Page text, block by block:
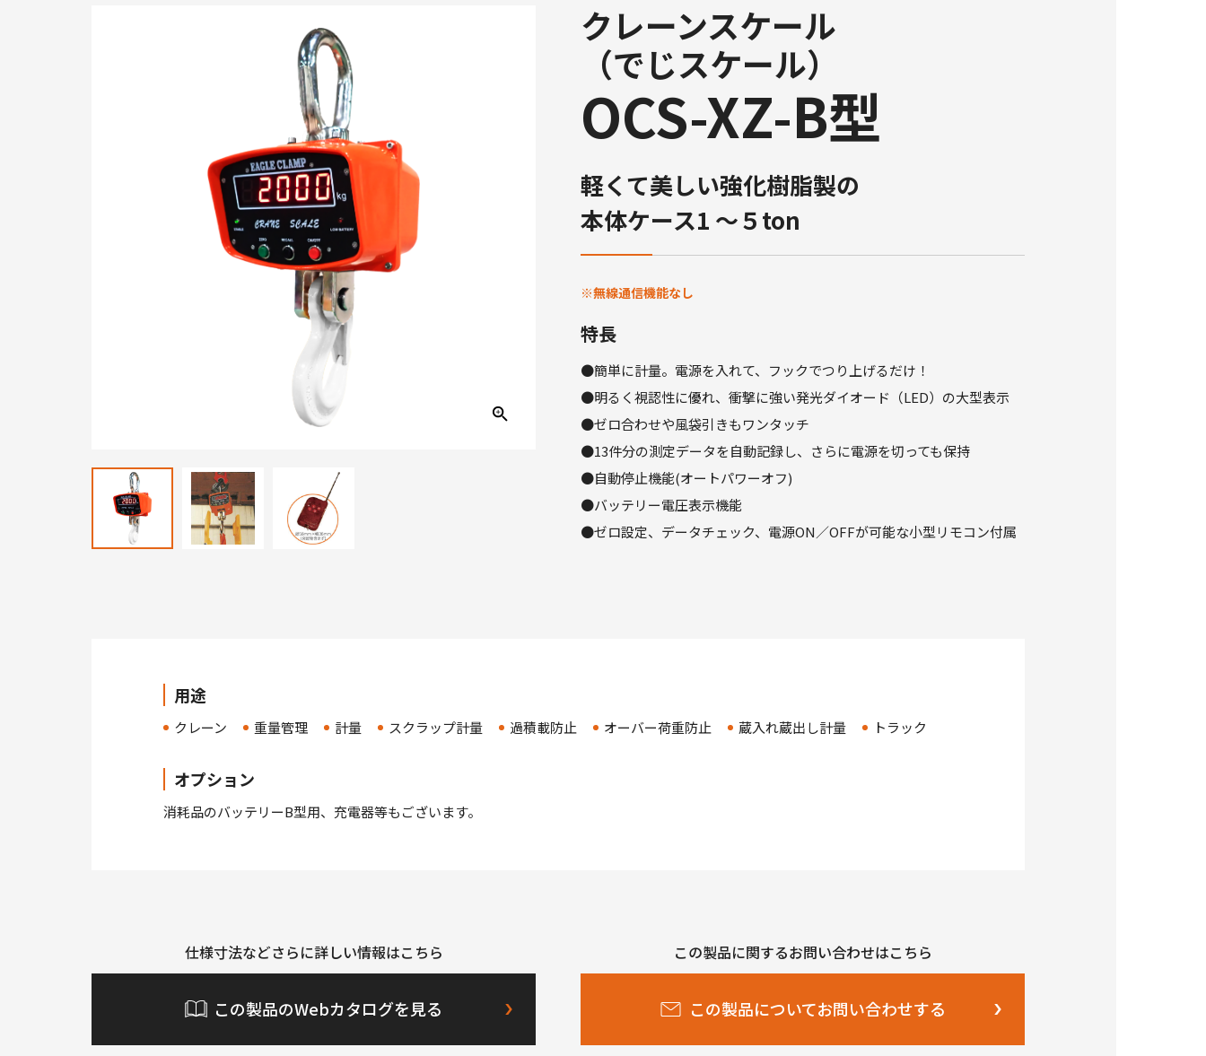
クレーンスケール
（でじスケール）
OCS-XZ-B型
軽くて美しい強化樹脂製の
本体ケース1 〜５ton
※無線通信機能なし
特長
●簡単に計量。電源を入れて、フックでつり上げるだけ！
●明るく視認性に優れ、衝撃に強い発光ダイオード（LED）の大型表示
●ゼロ合わせや風袋引きもワンタッチ
●13件分の測定データを自動記録し、さらに電源を切っても保持
●自動停止機能(オートパワーオフ)
●バッテリー電圧表示機能
●ゼロ設定、データチェック、電源ON／OFFが可能な小型リモコン付属
用途
クレーン 重量管理 計量 スクラップ計量 過積載防止 オーバー荷重防止 蔵入れ蔵出し計量 トラック
オプション
消耗品のバッテリーB型用、充電器等もございます。
仕様寸法などさらに詳しい情報はこちら
この製品のWebカタログを見る
この製品に関するお問い合わせはこちら
この製品についてお問い合わせする